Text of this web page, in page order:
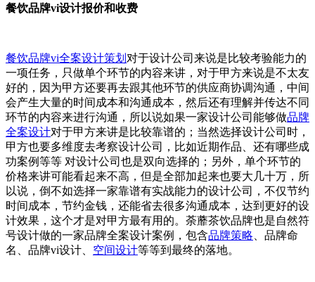
餐饮品牌vi设计报价和收费
餐饮品牌vi全案设计策划 对于设计公司来说是比较考验能力的
一项任务，只做单个环节的内容来讲，对于甲方来说是不太友
好的，因为甲方还要再去跟其他环节的供应商协调沟通，中间
会产生大量的时间成本和沟通成本，然后还有理解并传达不同
环节的内容来进行沟通，所以说如果一家设计公司能够做品牌
全案设计对于甲方来讲是比较靠谱的；当然选择设计公司时，
甲方也要多维度去考察设计公司，比如近期作品、还有哪些成
功案例等等 对设计公司也是双向选择的；另外，单个环节的
价格来讲可能看起来不高，但是全部加起来也要大几十万，所
以说，倒不如选择一家靠谱有实战能力的设计公司，不仅节约
时间成本，节约金钱，还能省去很多沟通成本，达到更好的设
计效果，这个才是对甲方最有用的。荼蘼茶饮品牌也是自然符
号设计做的一家品牌全案设计案例，包含品牌策略 、品牌命
名、品牌vi设计、 空间设计等等到最终的落地。